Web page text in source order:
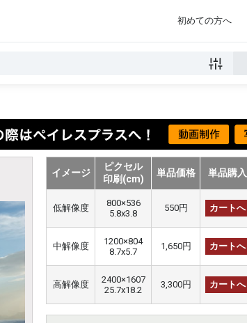
初めての方へ
イメージ
ピクセル
印刷(cm)
単品価格 単品購入
低解像度
800×536
5.8x3.8
550円 カートへ
中解像度
1200×804
8.7x5.7
1,650円 カートへ
高解像度
2400×1607
25.7x18.2
3,300円 カートへ